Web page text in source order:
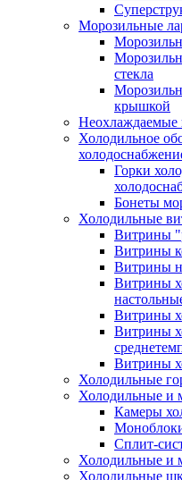
Морозильные
стекла
крышкой
Неохлаждаемые
Холодильное
Горки
Бонеты
Холодильные
Витрины
Витрины
Витрины
Витрины
Витрины
Витрины
Витрины
Холодильные
Холодильные и
Камеры
Сплит-
Холодильные и
Холодильные